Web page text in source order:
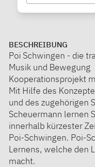
BESCHREIBUNG
Poi Schwingen - die
Musik und Bewegung
Kooperationsprojekt
Mit Hilfe des
und des zugehörigen
Scheuermann lernen
innerhalb kürzester
Poi-Schwingen. Poi-
Lernens, welche den
macht.